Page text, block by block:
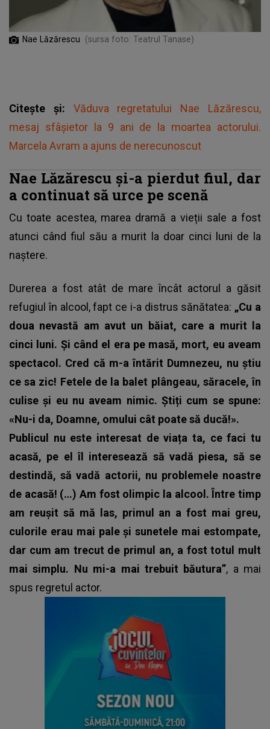
Nae Lăzărescu (sursa foto: Teatrul Tanase)
Citește și: Văduva regretatului Nae Lăzărescu,
mesaj sfâșietor la 9 ani de la moartea actorului.
Marcela Avram a ajuns de nerecunoscut
Nae Lăzărescu și-a pierdut fiul, dar
a continuat să urce pe scenă
Cu toate acestea, marea dramă a vieții sale a fost
atunci când fiul său a murit la doar cinci luni de la
naștere.
Durerea a fost atât de mare încât actorul a găsit
refugiul în alcool , fapt ce i-a distrus sănătatea: „Cu a
doua nevastă am avut un băiat, care a murit la
cinci luni. Și când el era pe masă, mort, eu aveam
spectacol. Cred că m-a întărit Dumnezeu, nu știu
ce sa zic! Fetele de la balet plângeau, săracele, în
culise și eu nu aveam nimic. Știți cum se spune:
«Nu-i da, Doamne, omului cât poate să ducă!».
Publicul nu este interesat de viața ta, ce faci tu
acasă, pe el îl interesează să vadă piesa, să se
destindă, să vadă actorii, nu problemele noastre
de acasă! (…) Am fost olimpic la alcool. Între timp
am reușit să mă las, primul an a fost mai greu,
culorile erau mai pale și sunetele mai estompate,
dar cum am trecut de primul an, a fost totul mult
mai simplu. Nu mi-a mai trebuit băutura”, a mai
spus regretul actor.